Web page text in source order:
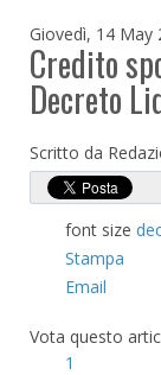
Giovedì, 14 May
Credito
Decreto
Scritto da
font size
Stampa
Email
Vota questo
1